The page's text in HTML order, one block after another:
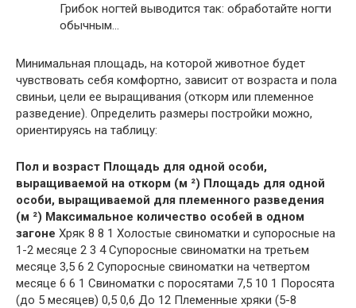
Грибок ногтей выводится так: обработайте ногти
обычным…
Минимальная площадь, на которой животное будет
чувствовать себя комфортно, зависит от возраста и пола
свиньи, цели ее выращивания (откорм или племенное
разведение). Определить размеры постройки можно,
ориентируясь на таблицу:
Пол и возраст Площадь для одной особи,
выращиваемой на откорм (м ²) Площадь для одной
особи, выращиваемой для племенного разведения
(м ²) Максимальное количество особей в одном
загоне Хряк 8 8 1 Холостые свиноматки и супоросные на
1-2 месяце 2 3 4 Супоросные свиноматки на третьем
месяце 3,5 6 2 Супоросные свиноматки на четвертом
месяце 6 6 1 Свиноматки с поросятами 7,5 10 1 Поросята
(до 5 месяцев) 0,5 0,6 До 12 Племенные хряки (5-8